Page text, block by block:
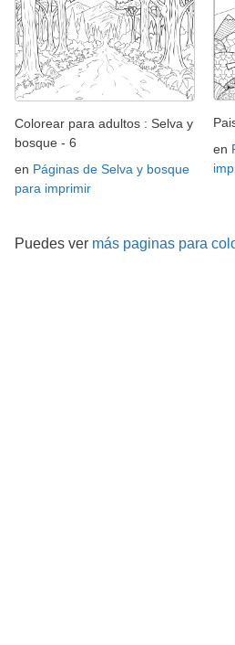
Colorear para adultos : Selva y
bosque - 6
en Páginas de Selva y bosque
para imprimir
en
Puedes ver más paginas para